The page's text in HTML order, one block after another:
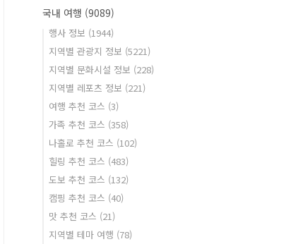
국내 여행 (9089)
행사 정보 (1944)
지역별 관광지 정보 (5221)
지역별 문화시설 정보 (228)
지역별 레포츠 정보 (221)
여행 추천 코스 (3)
가족 추천 코스 (358)
나홀로 추천 코스 (102)
힐링 추천 코스 (483)
도보 추천 코스 (132)
캠핑 추천 코스 (40)
맛 추천 코스 (21)
지역별 테마 여행 (78)